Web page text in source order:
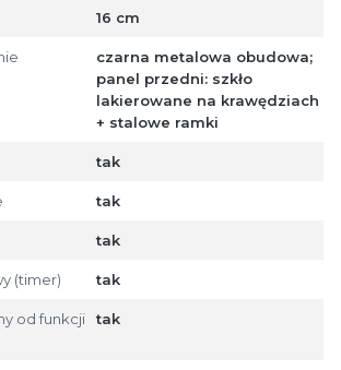
16 cm
czarna metalowa obudowa;
panel przedni: szkło
lakierowane na krawędziach
+ stalowe ramki
tak
tak
tak
(timer) tak
od funkcji
tak